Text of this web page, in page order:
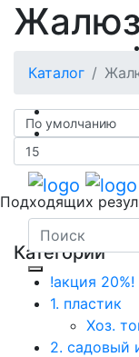
Каталог
Подходящих
Категории
!акция 20%!
1. пластик
Хоз.
2. садовый